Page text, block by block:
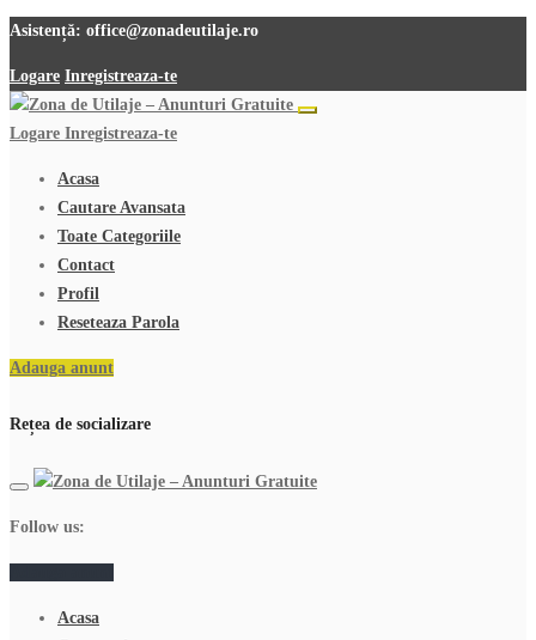
Asistență: office@zonadeutilaje.ro
Logare Inregistreaza-te
Logare Inregistreaza-te
Acasa
Cautare Avansata
Toate Categoriile
Contact
Profil
Reseteaza Parola
Adauga anunt
Rețea de socializare
Follow us:
Acasa